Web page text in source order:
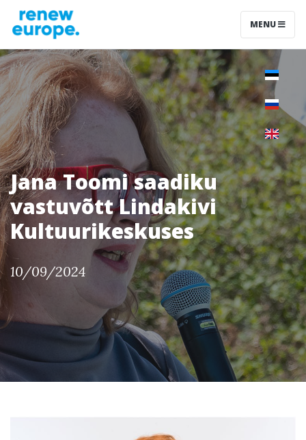
MENU
Jana Toomi saadiku
vastuvõtt Lindakivi
Kultuurikeskuses
10/09/2024